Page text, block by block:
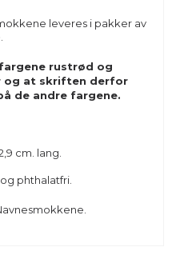
leveres i pakker av
rustrød og
og at skriften derfor
de andre fargene.
cm. lang.
phthalatfri.